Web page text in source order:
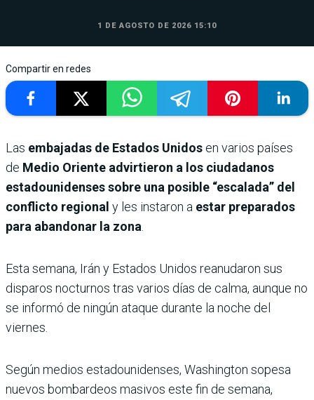
1 DE AGOSTO DE 2026 15:10
Compartir en redes
Las embajadas de Estados Unidos en varios países
de Medio Oriente advirtieron a los ciudadanos
estadounidenses sobre una posible “escalada” del
conflicto regional y les instaron a estar preparados
para abandonar la zona
Esta semana, Irán y Estados Unidos reanudaron sus
disparos nocturnos tras varios días de calma, aunque no
se informó de ningún ataque durante la noche del
viernes.
Según medios estadounidenses, Washington sopesa
nuevos bombardeos masivos este fin de semana,